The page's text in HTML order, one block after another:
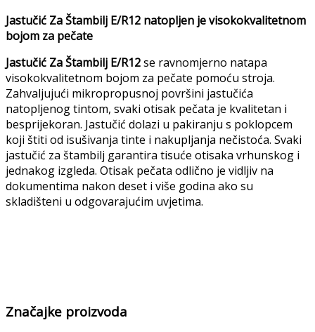
Jastučić Za Štambilj E/R12 natopljen je visokokvalitetnom
bojom za pečate
Jastučić Za Štambilj E/R12se ravnomjerno natapa
visokokvalitetnom bojom za pečate pomoću stroja.
Zahvaljujući mikropropusnoj površini jastučića
natopljenog tintom, svaki otisak pečata je kvalitetan i
besprijekoran. Jastučić dolazi u pakiranju s poklopcem
koji štiti od isušivanja tinte i nakupljanja nečistoća. Svaki
jastučić za štambilj garantira tisuće otisaka vrhunskog i
jednakog izgleda. Otisak pečata odlično je vidljiv na
dokumentima nakon deset i više godina ako su
skladišteni u odgovarajućim uvjetima.
Značajke proizvoda